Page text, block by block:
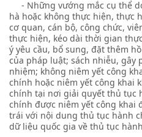
- Những vướng mắc cụ thể
hà hoặc không thực hiện, thực
cơ quan, cán bộ, công chức,
thực hiện, kéo dài thời gian
ý yêu cầu, bổ sung, đặt thêm
của pháp luật; sách nhiễu, gây
nhiệm; không niêm yết công
chính hoặc niêm yết công khai
chính tại nơi giải quyết thủ tục
chính được niêm yết công khai
trái với nội dung thủ tục hành
dữ liệu quốc gia về thủ tục